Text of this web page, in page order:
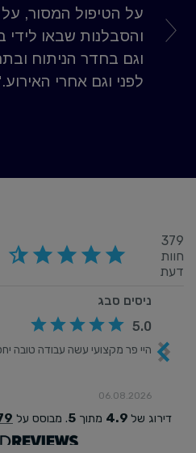
על הטיפול המסור, על
והסבלנות שבאו לידי
וגם בחדר הניתוח
לפני וגם אחרי